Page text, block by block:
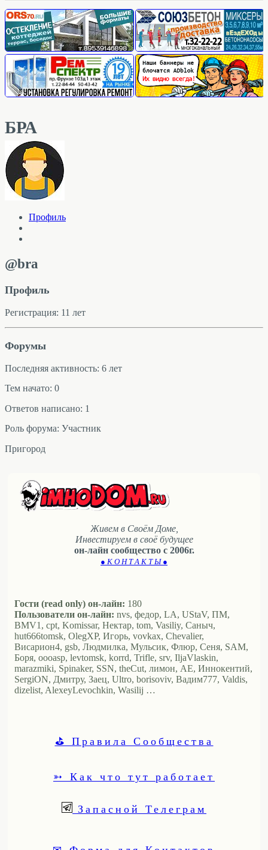
БРА
Профиль
@bra
Профиль
Регистрация: 11 лет
Форумы
Последняя активность: 6 лет
Тем начато: 0
Ответов написано: 1
Роль форума: Участник
Пригород
Живем в Своём Доме,
Инвестируем в своё будущее
он-лайн сообщество с 2006г.
● К О Н Т А К Т Ы ●
Гости (read only) он-лайн: 180
Пользователи он-лайн: nvs, федор, LA, UStaV, ПМ,
BMV1, cpt, Komissar, Нектар, tom, Vasiliy, Саныч,
hut666tomsk, OlegXP, Игорь, vovkax, Chevalier,
Висариoн4, gsb, Людмилка, Мульсик, Флюр, Сеня, SAM,
Боря, oooasp, levtomsk, korrd, Trifle, srv, IljaVlaskin,
marazmiki, Spinaker, SSN, theCut, лимон, АЕ, Иннокентий,
SergiON, Дмитру, Заец, Ultro, borisoviv, Вадим777, Valdis,
dizelist, AlexeyLevochkin, Wasilij …
⛳ Правила Сообщества
➳ Как что тут работает
Запасной Телеграм